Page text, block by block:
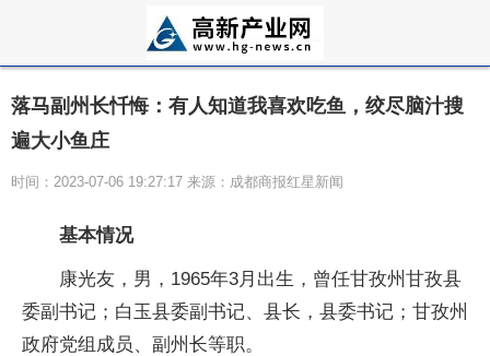
落马副州长忏悔：有人知道我喜欢吃鱼，绞尽脑汁搜
遍大小鱼庄
时间：2023-07-06 19:27:17 来源：成都商报红星新闻
基本情况
康光友，男，1965年3月出生，曾任甘孜州甘孜县
委副书记；白玉县委副书记、县长，县委书记；甘孜州
政府党组成员、副州长等职。